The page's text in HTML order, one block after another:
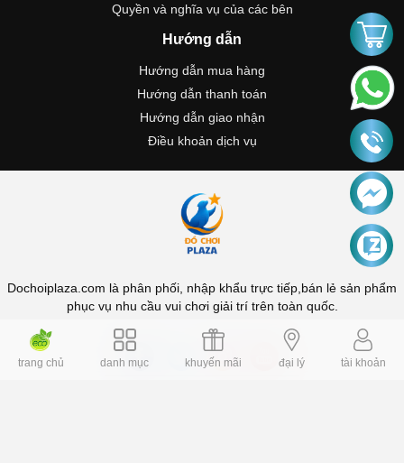
Quyền và nghĩa vụ của các bên
Hướng dẫn
Hướng dẫn mua hàng
Hướng dẫn thanh toán
Hướng dẫn giao nhận
Điều khoản dịch vụ
Dochoiplaza.com là phân phối, nhập khẩu trực tiếp,bán lẻ sản phẩm
phục vụ nhu cầu vui chơi giải trí trên toàn quốc.
trang chủ danh mục khuyến mãi đại lý tài khoản